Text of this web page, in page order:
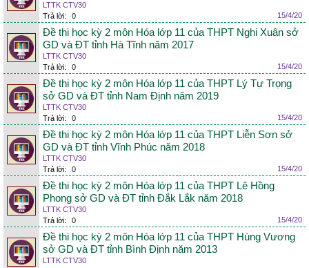
LTTK CTV30
Trả lời:
0 15/4/20
Đề thi học kỳ 2 môn Hóa lớp 11 của THPT Nghi Xuân sở
GD và ĐT tỉnh Hà Tĩnh năm 2017
LTTK CTV30
Trả lời:
0 15/4/20
Đề thi học kỳ 2 môn Hóa lớp 11 của THPT Lý Tự Trọng
sở GD và ĐT tỉnh Nam Định năm 2019
LTTK CTV30
Trả lời:
0 15/4/20
Đề thi học kỳ 2 môn Hóa lớp 11 của THPT Liễn Sơn sở
GD và ĐT tỉnh Vĩnh Phúc năm 2018
LTTK CTV30
Trả lời:
0 15/4/20
Đề thi học kỳ 2 môn Hóa lớp 11 của THPT Lê Hồng
Phong sở GD và ĐT tỉnh Đắk Lắk năm 2018
LTTK CTV30
Trả lời:
0 15/4/20
Đề thi học kỳ 2 môn Hóa lớp 11 của THPT Hùng Vương
sở GD và ĐT tỉnh Bình Định năm 2013
LTTK CTV30